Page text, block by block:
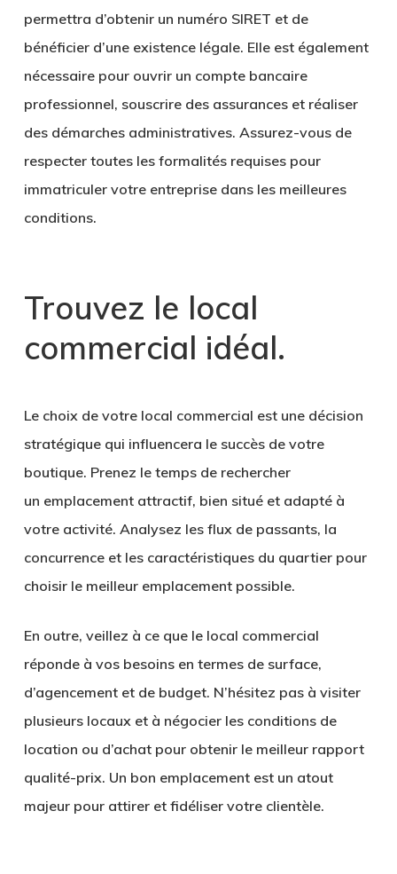
permettra d’obtenir un numéro SIRET et de
bénéficier d’une existence légale. Elle est également
nécessaire pour ouvrir un compte bancaire
professionnel, souscrire des assurances et réaliser
des démarches administratives. Assurez-vous de
respecter toutes les formalités requises pour
immatriculer votre entreprise dans les meilleures
conditions.
Trouvez le local
commercial idéal.
Le choix de votre local commercial est une décision
stratégique qui influencera le succès de votre
boutique. Prenez le temps de rechercher
un emplacement attractif, bien situé et adapté à
votre activité. Analysez les flux de passants, la
concurrence et les caractéristiques du quartier pour
choisir le meilleur emplacement possible.
En outre, veillez à ce que le local commercial
réponde à vos besoins en termes de surface,
d’agencement et de budget. N’hésitez pas à visiter
plusieurs locaux et à négocier les conditions de
location ou d’achat pour obtenir le meilleur rapport
qualité-prix. Un bon emplacement est un atout
majeur pour attirer et fidéliser votre clientèle.